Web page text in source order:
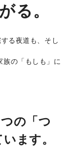
る。
る夜道も、そし
の「もしも」に
の「つ
ます。